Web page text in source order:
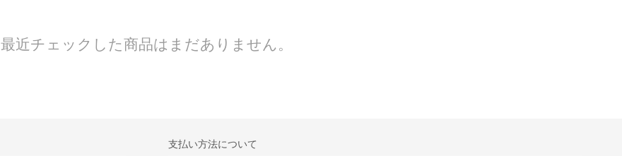
最近チェックした商品はまだありません。
支払い方法について